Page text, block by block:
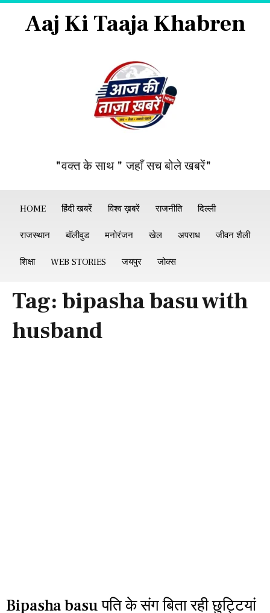
Aaj Ki Taaja Khabren
"वक्त के साथ " जहाँ सच बोले खबरें"
HOME हिंदी खबरें विश्व ख़बरें राजनीति दिल्ली
राजस्थान बॉलीवुड मनोरंजन खेल अपराध जीवन शैली
शिक्षा WEB STORIES जयपुर जोक्स
Tag: bipasha basu with
husband
Bipasha basu पति के संग बिता रही छुट्टियां